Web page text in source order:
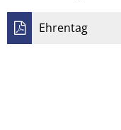
Ehrentag